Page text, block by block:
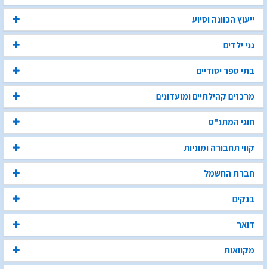
ייעוץ הכוונה וסיוע
גני ילדים
בתי ספר יסודיים
מרכזים קהילתיים ומועדונים
חוגי המתנ"ס
קווי תחבורה ומוניות
חברת החשמל
בנקים
דואר
מקוואות